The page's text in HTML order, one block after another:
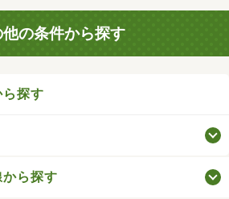
他の条件から探す
探す
ら探す